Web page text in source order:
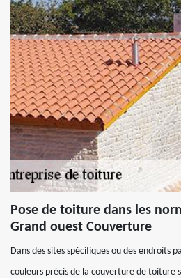
Pose de toiture dans les
Grand ouest Couverture
Dans des sites spécifiques ou des endroits
couleurs précis de la couverture de toiture